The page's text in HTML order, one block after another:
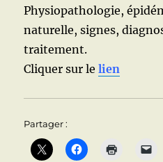
Physiopathologie,
naturelle, signes,
traitement.
Cliquer sur lelien
Partager :